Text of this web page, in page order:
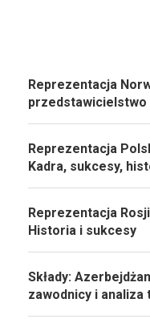
Reprezentacja
przedstawicielstwo
Reprezentacja
Kadra, sukcesy,
Reprezentacja
Historia i sukcesy
Składy:
zawodnicy i analiza